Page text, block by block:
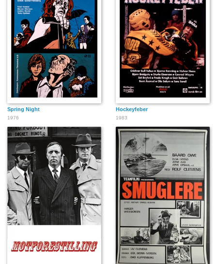
Spring Night
1976
Hockeyfeber
1983